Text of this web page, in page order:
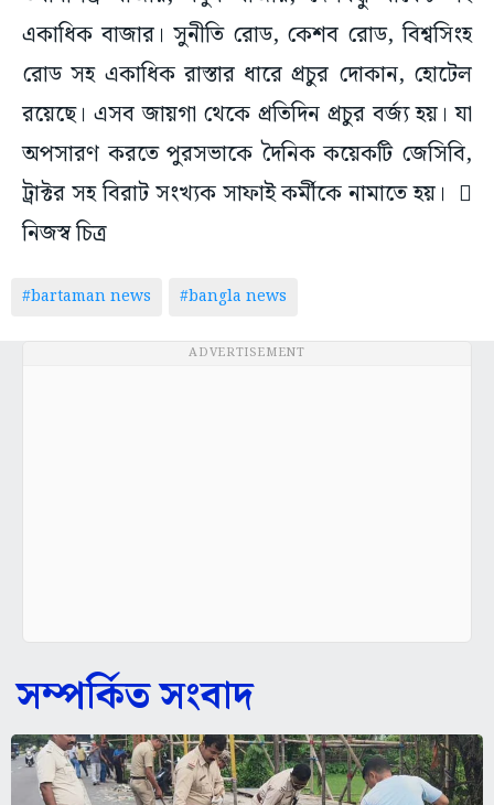
একাধিক বাজার। সুনীতি রোড, কেশব রোড, বিশ্বসিংহ
রোড সহ একাধিক রাস্তার ধারে প্রচুর দোকান, হোটেল
রয়েছে। এসব জায়গা থেকে প্রতিদিন প্রচুর বর্জ্য হয়। যা
অপসারণ করতে পুরসভাকে দৈনিক কয়েকটি জেসিবি,
ট্রাক্টর সহ বিরাট সংখ্যক সাফাই কর্মীকে নামাতে হয়। 
নিজস্ব চিত্র
#bartaman news #bangla news
ADVERTISEMENT
সম্পর্কিত সংবাদ